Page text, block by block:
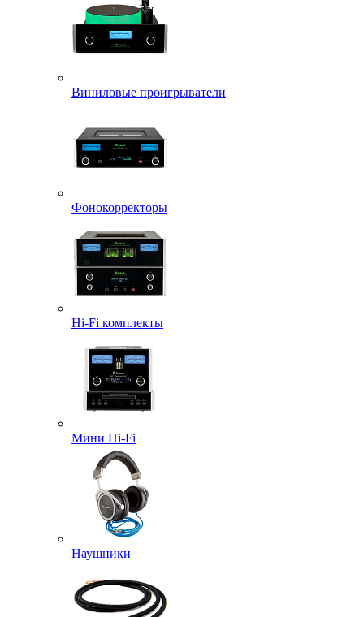
Виниловые проигрыватели
Фонокорректоры
Hi-Fi комплекты
Мини Hi-Fi
Наушники